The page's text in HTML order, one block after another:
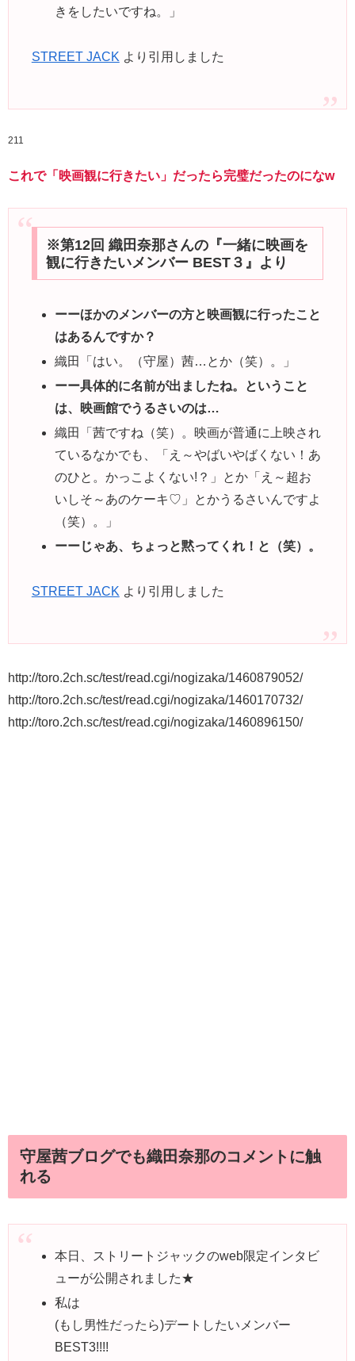
きをしたいですね。」
STREET JACK より引用しました
211
これで「映画観に行きたい」だったら完璧だったのになw
※第12回 織田奈那さんの『一緒に映画を
観に行きたいメンバー BEST３』より
ーーほかのメンバーの方と映画観に行ったこと
はあるんですか？
織田
「はい。（守屋）茜…とか（笑）。」
ーー具体的に名前が出ましたね。ということ
は、映画館でうるさいのは…
織田
「茜ですね（笑）。映画が普通に上映され
ているなかでも、「え～やばいやばくない！あ
のひと。かっこよくない!？」とか「え～超お
いしそ～あのケーキ♡」とかうるさいんですよ
（笑）。」
ーーじゃあ、ちょっと黙ってくれ！と（笑）。
STREET JACK より引用しました
http://toro.2ch.sc/test/read.cgi/nogizaka/1460879052/
http://toro.2ch.sc/test/read.cgi/nogizaka/1460170732/
http://toro.2ch.sc/test/read.cgi/nogizaka/1460896150/
守屋茜ブログでも織田奈那のコメントに触
れる
本日、ストリートジャックのweb限定インタビ
ューが公開されました★
私は
(もし男性だったら)デートしたいメンバー
BEST3!!!!